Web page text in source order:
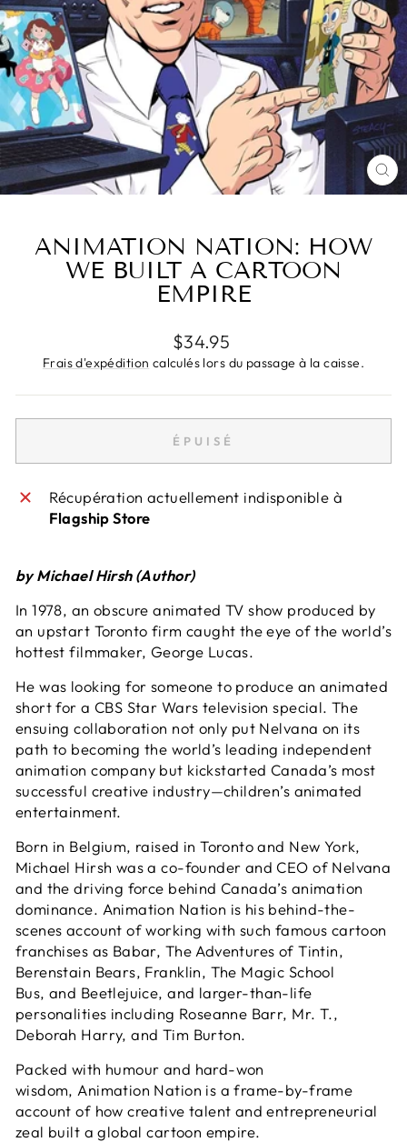
ANIMATION NATION: HOW
WE BUILT A CARTOON
EMPIRE
Prix
régulier
$34.95
Frais d'expédition calculés lors du passage à la caisse.
ÉPUISÉ
Récupération actuellement indisponible à
Flagship Store
by Michael Hirsh (Author)
In 1978, an obscure animated TV show produced by
an upstart Toronto firm caught the eye of the world’s
hottest filmmaker, George Lucas.
He was looking for someone to produce an animated
short for a CBS Star Wars television special. The
ensuing collaboration not only put Nelvana on its
path to becoming the world’s leading independent
animation company but kickstarted Canada’s most
successful creative industry—children’s animated
entertainment.
Born in Belgium, raised in Toronto and New York,
Michael Hirsh was a co-founder and CEO of Nelvana
and the driving force behind Canada’s animation
dominance. Animation Nation is his behind-the-
scenes account of working with such famous cartoon
franchises as Babar, The Adventures of Tintin,
Berenstain Bears, Franklin, The Magic School
Bus, and Beetlejuice, and larger-than-life
personalities including Roseanne Barr, Mr. T.,
Deborah Harry, and Tim Burton.
Packed with humour and hard-won
wisdom, Animation Nation is a frame-by-frame
account of how creative talent and entrepreneurial
zeal built a global cartoon empire.